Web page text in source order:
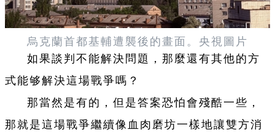
烏克蘭首都基輔遭襲後的畫面。央視圖片
如果談判不能解決問題，那麼還有其他的方
式能够解決這場戰爭嗎？
那當然是有的，但是答案恐怕會殘酷一些，
那就是這場戰爭繼續像血肉磨坊一樣地讓雙方消